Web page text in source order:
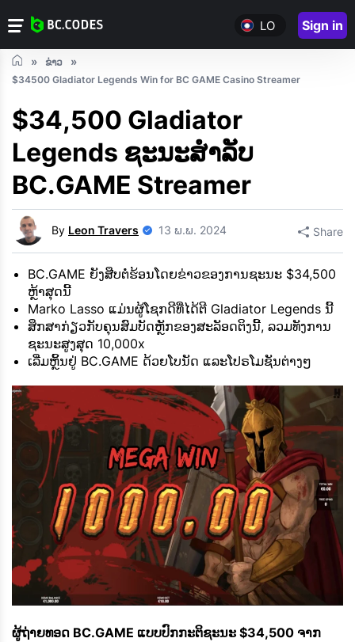
LO Sign in
ຂ່າວ
$34500 Gladiator Legends Win for BC GAME Casino Streamer
$34,500 Gladiator
Legends ຊະນະສໍາລັບ
BC.GAME Streamer
By Leon Travers 13 ພ.ພ. 2024 Share
BC.GAME ຍັງສືບຕໍ່ຮ້ອນໂດຍຂ່າວຂອງການຊະນະ $34,500
ຫຼ້າສຸດນີ້
Marko Lasso ແມ່ນຜູ້ໂຊກດີທີ່ໄດ້ຕີ Gladiator Legends ນີ້
ສຶກສາກ່ຽວກັບຄຸນສົມບັດຫຼັກຂອງສະລັອດຕິງນີ້, ລວມທັງການ
ຊະນະສູງສຸດ 10,000x
ເລີ່ມຫຼິ້ນຢູ່ BC.GAME ດ້ວຍໂບນັດ ແລະໂປຣໂມຊັນຕ່າງໆ
ຜູ້ຖ່າຍທອດ BC.GAME ແບບປົກກະຕິຊະນະ $34,500 ຈາກ